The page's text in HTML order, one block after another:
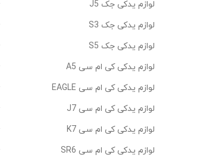
لوازم یدکی جک J5
لوازم یدکی جک S3
لوازم یدکی جک S5
لوازم یدکی کی ام سی A5
لوازم یدکی کی ام سی EAGLE
لوازم یدکی کی ام سی J7
لوازم یدکی کی ام سی K7
لوازم یدکی کی ام سی SR6